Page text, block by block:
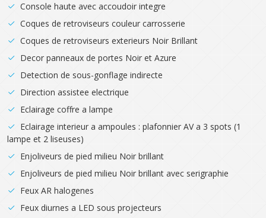
Console haute avec accoudoir integre
Coques de retroviseurs couleur carrosserie
Coques de retroviseurs exterieurs Noir Brillant
Decor panneaux de portes Noir et Azure
Detection de sous-gonflage indirecte
Direction assistee electrique
Eclairage coffre a lampe
Eclairage interieur a ampoules : plafonnier AV a 3 spots (1
lampe et 2 liseuses)
Enjoliveurs de pied milieu Noir brillant
Enjoliveurs de pied milieu Noir brillant avec serigraphie
Feux AR halogenes
Feux diurnes a LED sous projecteurs